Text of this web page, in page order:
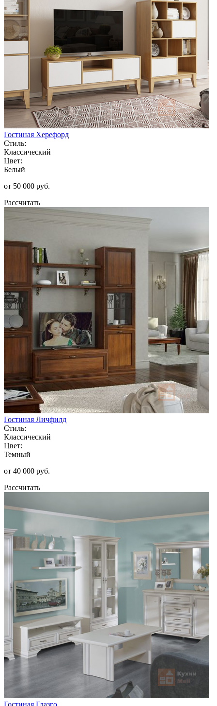
Гостиная Херефорд
Стиль:
Классический
Цвет:
Белый
от 50 000 руб.
Рассчитать
Гостиная Личфилд
Стиль:
Классический
Цвет:
Темный
от 40 000 руб.
Рассчитать
Гостиная Глазго